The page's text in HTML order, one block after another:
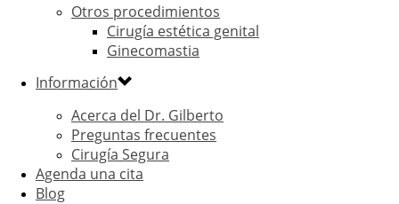
Otros procedimientos
Cirugía estética genital
Ginecomastia
Información
Acerca del Dr. Gilberto
Preguntas frecuentes
Cirugía Segura
Agenda una cita
Blog